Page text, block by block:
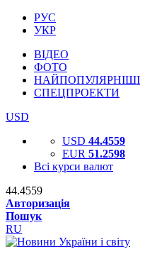
РУС
УКР
ВІДЕО
ФОТО
НАЙПОПУЛЯРНІШІ
СПЕЦПРОЕКТИ
USD
USD 44.4559
EUR 51.2598
Всі курси валют
44.4559
Авторизація
Пошук
RU